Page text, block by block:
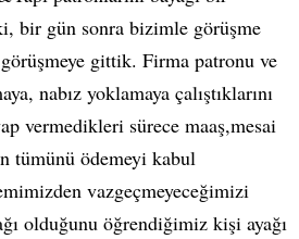
bir gün sonra bizimle görüşme
gittik. Firma patronu ve
nabız yoklamaya çalıştıklarını
vermedikleri sürece maaş,mesai
tümünü ödemeyi kabul
vazgeçmeyeceğimizi
olduğunu öğrendiğimiz kişi ayağı